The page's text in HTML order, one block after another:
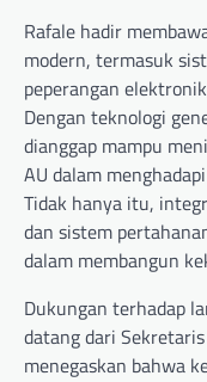
Rafale hadir
modern, termasuk
peperangan
Dengan teknologi
dianggap mampu
AU dalam
Tidak hanya itu,
dan sistem
dalam membangun
Dukungan terhadap
datang dari
menegaskan bahwa